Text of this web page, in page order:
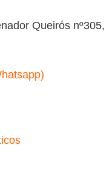
Queirós nº305,